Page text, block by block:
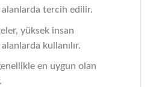
tercih edilir.
yüksek insan
kullanılır.
en uygun olan